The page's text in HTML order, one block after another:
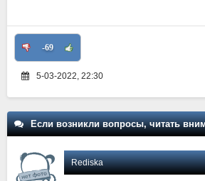
-69
5-03-2022, 22:30
Если возникли вопросы, читать
Rediska